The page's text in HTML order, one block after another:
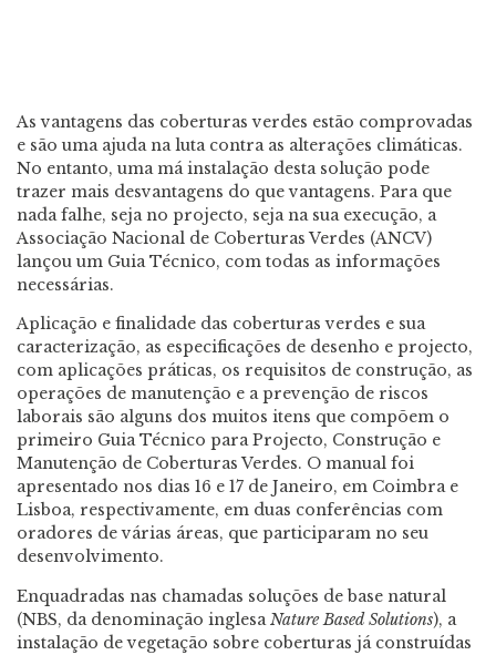
As vantagens das coberturas verdes estão comprovadas
e são uma ajuda na luta contra as alterações climáticas.
No entanto, uma má instalação desta solução pode
trazer mais desvantagens do que vantagens. Para que
nada falhe, seja no projecto, seja na sua execução, a
Associação Nacional de Coberturas Verdes (ANCV)
lançou um Guia Técnico, com todas as informações
necessárias.
Aplicação e finalidade das coberturas verdes e sua
caracterização, as especificações de desenho e projecto,
com aplicações práticas, os requisitos de construção, as
operações de manutenção e a prevenção de riscos
laborais são alguns dos muitos itens que compõem o
primeiro Guia Técnico para Projecto, Construção e
Manutenção de Coberturas Verdes. O manual foi
apresentado nos dias 16 e 17 de Janeiro, em Coimbra e
Lisboa, respectivamente, em duas conferências com
oradores de várias áreas, que participaram no seu
desenvolvimento.
Enquadradas nas chamadas soluções de base natural
(NBS, da denominação inglesaNature Based Solutions), a
instalação de vegetação sobre coberturas já construídas